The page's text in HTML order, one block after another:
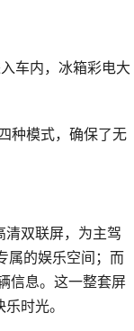
车内，冰箱彩电大
种模式，确保了无
清双联屏，为主驾
属的娱乐空间；而
信息。这一整套屏
时光。